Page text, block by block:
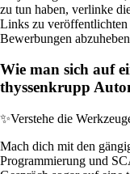
zu tun haben, verlinke
Links zu
Bewerbungen
Wie man sich auf
thyssenkrupp
✨Verstehe die
Mach dich mit den
Programmierung und